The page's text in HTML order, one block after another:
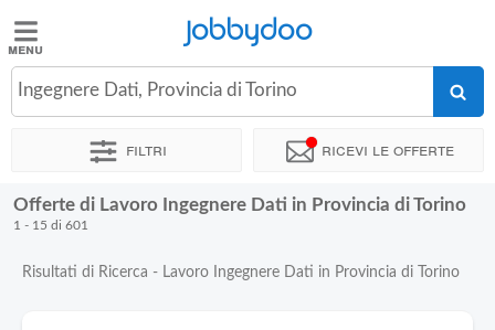
Jobbydoo
Offerte
Stipendi
Jobbydoo
Ingegnere Dati, Provincia di Torino
Filtri Ricevi le offerte
Offerte di Lavoro Ingegnere Dati in Provincia di Torino
1 - 15 di 601
Risultati di Ricerca - Lavoro Ingegnere Dati in Provincia di Torino